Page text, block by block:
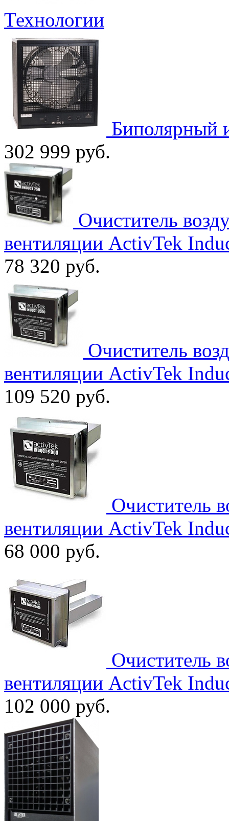
Технологии
Биполярный
302 999 руб.
Очиститель
вентиляции ActivTek
78 320 руб.
Очиститель
вентиляции ActivTek
109 520 руб.
Очиститель
вентиляции ActivTek
68 000 руб.
Очиститель
вентиляции ActivTek
102 000 руб.